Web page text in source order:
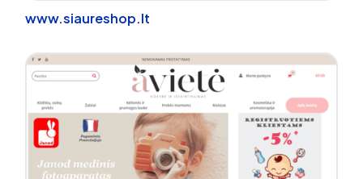
www.siaureshop.lt